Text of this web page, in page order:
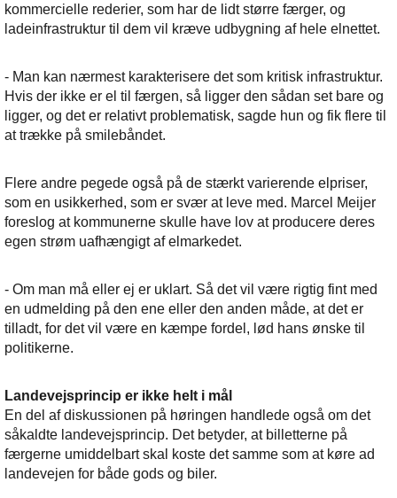
kommercielle rederier, som har de lidt større færger, og
ladeinfrastruktur til dem vil kræve udbygning af hele elnettet.
- Man kan nærmest karakterisere det som kritisk infrastruktur.
Hvis der ikke er el til færgen, så ligger den sådan set bare og
ligger, og det er relativt problematisk, sagde hun og fik flere til
at trække på smilebåndet.
Flere andre pegede også på de stærkt varierende elpriser,
som en usikkerhed, som er svær at leve med. Marcel Meijer
foreslog at kommunerne skulle have lov at producere deres
egen strøm uafhængigt af elmarkedet.
- Om man må eller ej er uklart. Så det vil være rigtig fint med
en udmelding på den ene eller den anden måde, at det er
tilladt, for det vil være en kæmpe fordel, lød hans ønske til
politikerne.
Landevejsprincip er ikke helt i mål
En del af diskussionen på høringen handlede også om det
såkaldte landevejsprincip. Det betyder, at billetterne på
færgerne umiddelbart skal koste det samme som at køre ad
landevejen for både gods og biler.